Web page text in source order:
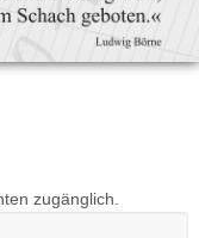
zugänglich.